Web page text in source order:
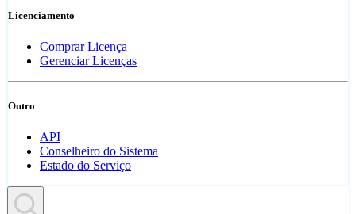
Licenciamento
Comprar Licença
Gerenciar Licenças
Outro
API
Conselheiro do Sistema
Estado do Serviço